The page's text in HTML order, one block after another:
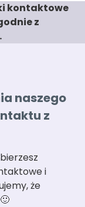
kontaktowe
z
naszego
z
i
że